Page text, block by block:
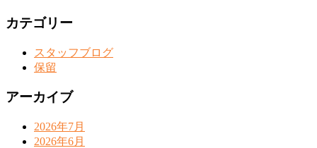
カテゴリー
スタッフブログ
保留
アーカイブ
2026年7月
2026年6月